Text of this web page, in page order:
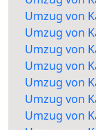
Umzug von
Umzug von
Umzug von
Umzug von
Umzug von
Umzug von
Umzug von